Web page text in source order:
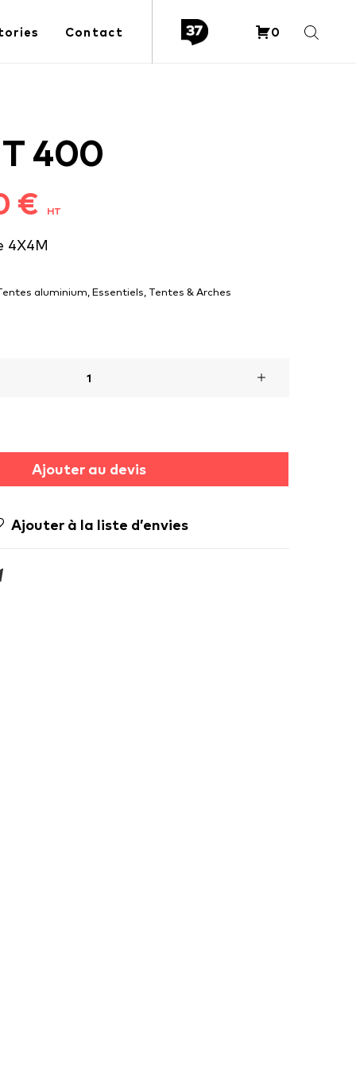
Contact 0
400
€ HT
4X4M
aluminium Essentiels Tentes & Arches
Ajouter au devis
Ajouter à la liste d’envies